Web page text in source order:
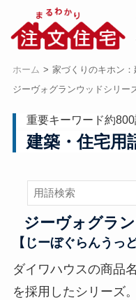
ホーム 家づくりのキホン
ジーヴォグランウッドシリー
重要キーワード約
建築・住宅用
ジーヴォグラ
【じーぼぐらんうっ
ダイワハウスの商品
を採用したシリーズ。